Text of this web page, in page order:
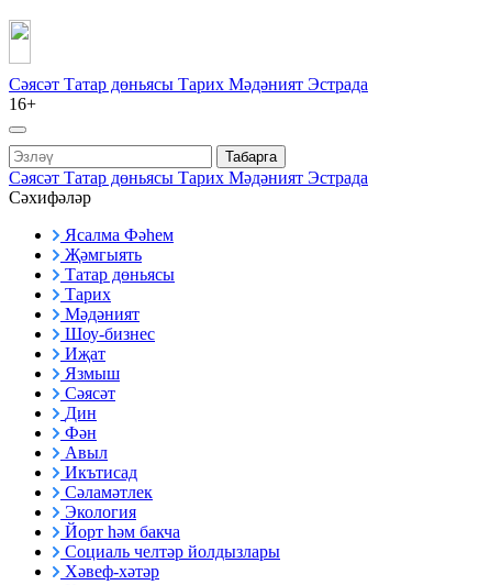
Сәясәт Татар дөньясы Тарих Мәдәният Эстрада
16+
Табарга
Сәясәт Татар дөньясы Тарих Мәдәният Эстрада
Сәхифәләр
Ясалма Фәһем
Җәмгыять
Татар дөньясы
Тарих
Мәдәният
Шоу-бизнес
Иҗат
Язмыш
Сәясәт
Дин
Фән
Авыл
Икътисад
Сәламәтлек
Экология
Йорт һәм бакча
Социаль челтәр йолдызлары
Хәвеф-хәтәр